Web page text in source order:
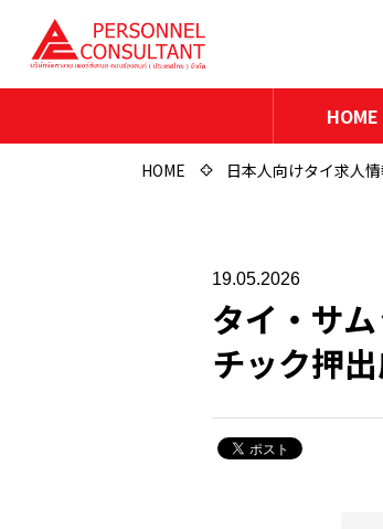
HOME
HOME 日本人向けタイ求人
19.05.2026
タイ・サ
チック押